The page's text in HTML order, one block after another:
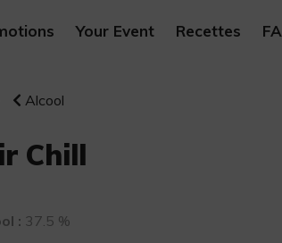
Your Event Recettes
Alcool
Chill
: 37.5 %